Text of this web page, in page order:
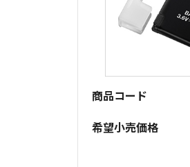
商品コード
希望小売価格